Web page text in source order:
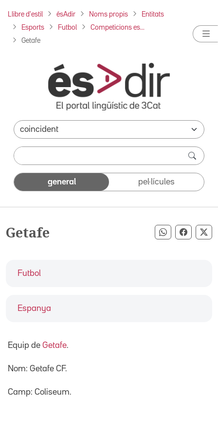
Llibre d'estil ésAdir Noms propis Entitats
Esports Futbol Competicions es...
Getafe
general pel·lícules
Getafe Compartir
Futbol
Espanya
Equip de Getafe.
Nom: Getafe CF.
Camp: Coliseum.